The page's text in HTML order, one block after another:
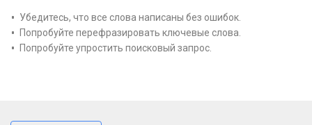
Убедитесь, что все слова написаны без ошибок.
Попробуйте перефразировать ключевые слова.
Попробуйте упростить поисковый запрос.